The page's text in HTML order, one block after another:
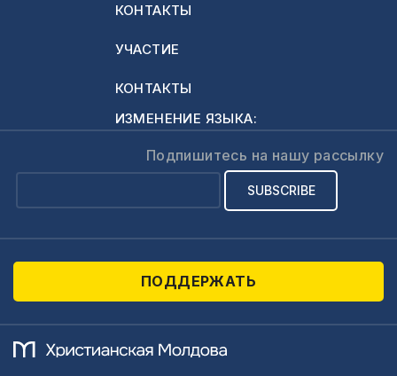
КОНТАКТЫ
УЧАСТИЕ
КОНТАКТЫ
ИЗМЕНЕНИЕ ЯЗЫКА:
Подпишитесь на нашу рассылку
ПОДДЕРЖАТЬ